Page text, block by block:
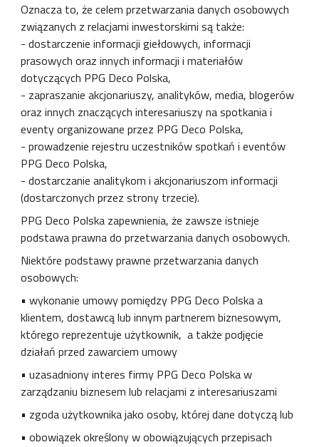
Oznacza to, że celem przetwarzania danych osobowych
związanych z relacjami inwestorskimi są także:
- dostarczenie informacji giełdowych, informacji
prasowych oraz innych informacji i materiałów
dotyczących PPG Deco Polska,
- zapraszanie akcjonariuszy, analityków, media, blogerów
oraz innych znaczących interesariuszy na spotkania i
eventy organizowane przez PPG Deco Polska,
- prowadzenie rejestru uczestników spotkań i eventów
PPG Deco Polska,
- dostarczanie analitykom i akcjonariuszom informacji
(dostarczonych przez strony trzecie).
PPG Deco Polska zapewnienia, że ​​zawsze istnieje
podstawa prawna do przetwarzania danych osobowych.
Niektóre podstawy prawne przetwarzania danych
osobowych:
• wykonanie umowy pomiędzy PPG Deco Polska a
klientem, dostawcą lub innym partnerem biznesowym,
którego reprezentuje użytkownik, a także podjęcie
działań przed zawarciem umowy
• uzasadniony interes firmy PPG Deco Polska w
zarządzaniu biznesem lub relacjami z interesariuszami
• zgoda użytkownika jako osoby, której dane dotyczą lub
• obowiązek określony w obowiązujących przepisach